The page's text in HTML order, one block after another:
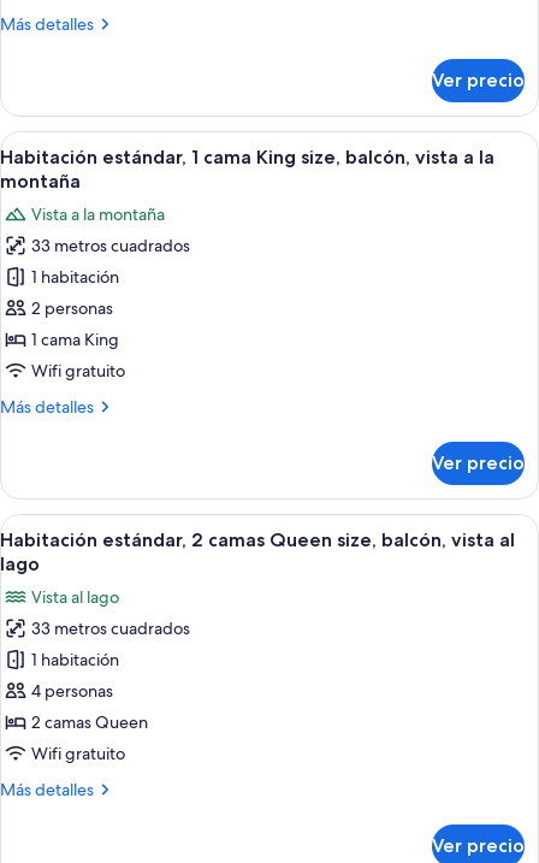
size,
a
la
montaña
Más detalles
Más
estándar,
camas
Queen
balcón,
vista
a
la
montaña
Ver precio
Abrir
todas
fotos
de
Habitación
estándar,
1
cama
size,
a
la
montaña
Habitación de hotel con cama,
7
Habitación estándar, 1 cama King size, balcón, vista a la
montaña
Vista a la montaña
33 metros cuadrados
1 habitación
2 personas
1 cama King
Wifi gratuito
Más detalles
Más
estándar,
cama
King
size,
balcón,
vista
a
la
montaña
Ver precio
Abrir
todas
las
fotos
de
Habitación
estándar,
2
camas
size,
Minibar, caja de seguridad en la
9
Habitación estándar, 2 camas Queen size, balcón, vista al
lago
Vista al lago
33 metros cuadrados
1 habitación
4 personas
2 camas Queen
Wifi gratuito
Más detalles
Más
Ver precio